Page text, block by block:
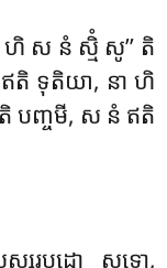
ស នំ ស្មិំ សូ’’ តិ
តិ ទុតិយា, នា ហិ
បញ្ចមី, ស នំ ឥតិ
សស្សរូបដ្ឋោ សុទ្ធោ,